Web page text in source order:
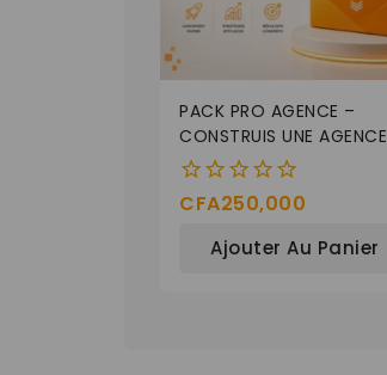
PACK PRO AGENCE –
CONSTRUIS UNE AGENCE
DIGITALE RENTABLE
0
CFA250,000
Ajouter Au Panier